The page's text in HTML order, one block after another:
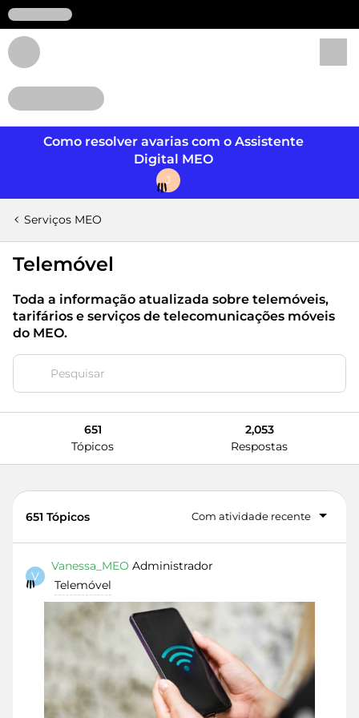
Como resolver avarias com o Assistente
Digital MEO
J
Serviços MEO
Telemóvel
Toda a informação atualizada sobre telemóveis,
tarifários e serviços de telecomunicações móveis
do MEO.
651
Tópicos
2,053
Respostas
651 Tópicos Com atividade recente
V
Vanessa_MEO Administrador
Telemóvel